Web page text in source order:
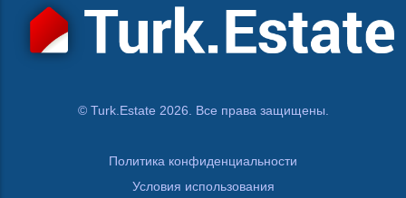
© Turk.Estate 2026. Все права защищены.
Политика конфиденциальности
Условия использования